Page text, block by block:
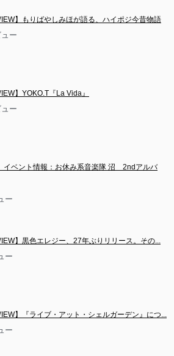
】もりばやしみほが語る、ハイポジ今昔物語
ー
】YOKO.T『La Vida』
ー
イベント情報：お休み系音楽隊 沼　2ndアルバ
ー
】黒色エレジー、27年ぶりリリース。その...
ー
】『ライブ・アット・シェルガーデン』につ...
ー